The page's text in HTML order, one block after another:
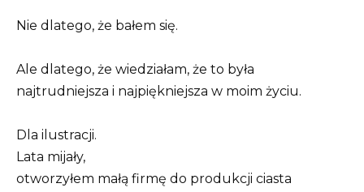
Nie dlatego, że bałem się.
Ale dlatego, że wiedziałam, że to była
najtrudniejsza i najpiękniejsza w moim życiu.
Dla ilustracji.
Lata mijały,
otworzyłem małą firmę do produkcji ciasta